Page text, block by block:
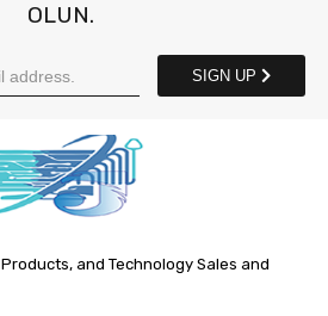
OLUN.
SIGN UP
and Technology Sales and